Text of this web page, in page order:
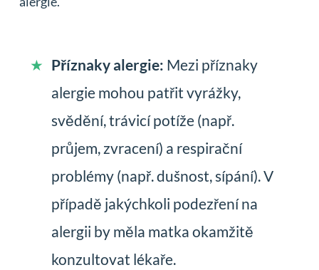
Příznaky alergie: Mezi příznaky
alergie mohou patřit vyrážky,
svědění, trávicí potíže (např.
průjem, zvracení) a respirační
problémy (např. dušnost, sípání). V
případě jakýchkoli podezření na
alergii by měla matka okamžitě
konzultovat lékaře.